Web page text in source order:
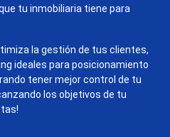
tu inmobiliaria tiene para
la gestión de tus clientes,
ideales para posicionamiento
tener mejor control de tu
los objetivos de tu